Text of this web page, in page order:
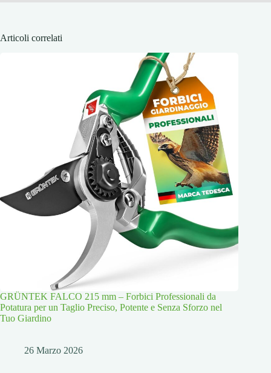
Articoli correlati
GRÜNTEK FALCO 215 mm – Forbici Professionali da
Potatura per un Taglio Preciso, Potente e Senza Sforzo nel
Tuo Giardino
26 Marzo 2026